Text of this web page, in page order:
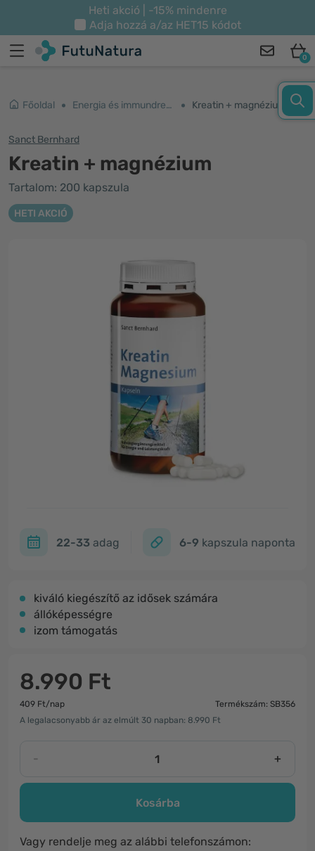
Heti akció | -15% mindenre
Adja hozzá a/az HET15 kódot
0
Főoldal Energia és immundrendszer Kreatin + magnézium
Sanct Bernhard
Kreatin + magnézium
Tartalom: 200 kapszula
HETI AKCIÓ
22-33 adag 6-9 kapszula naponta
kiváló kiegészítő az idősek számára
állóképességre
izom támogatás
8.990 Ft
409 Ft/nap
Termékszám: SB356
A legalacsonyabb ár az elmúlt 30 napban: 8.990 Ft
- +
Kosárba
Vagy rendelje meg az alábbi telefonszámon: